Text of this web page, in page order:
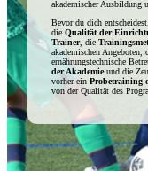
akademischer Ausbildung
Bevor du dich
die Qualität der
Trainer, die
akademischen
ernährungstechnische
der Akademieund die
vorher ein Probetraining
von der Qualität des